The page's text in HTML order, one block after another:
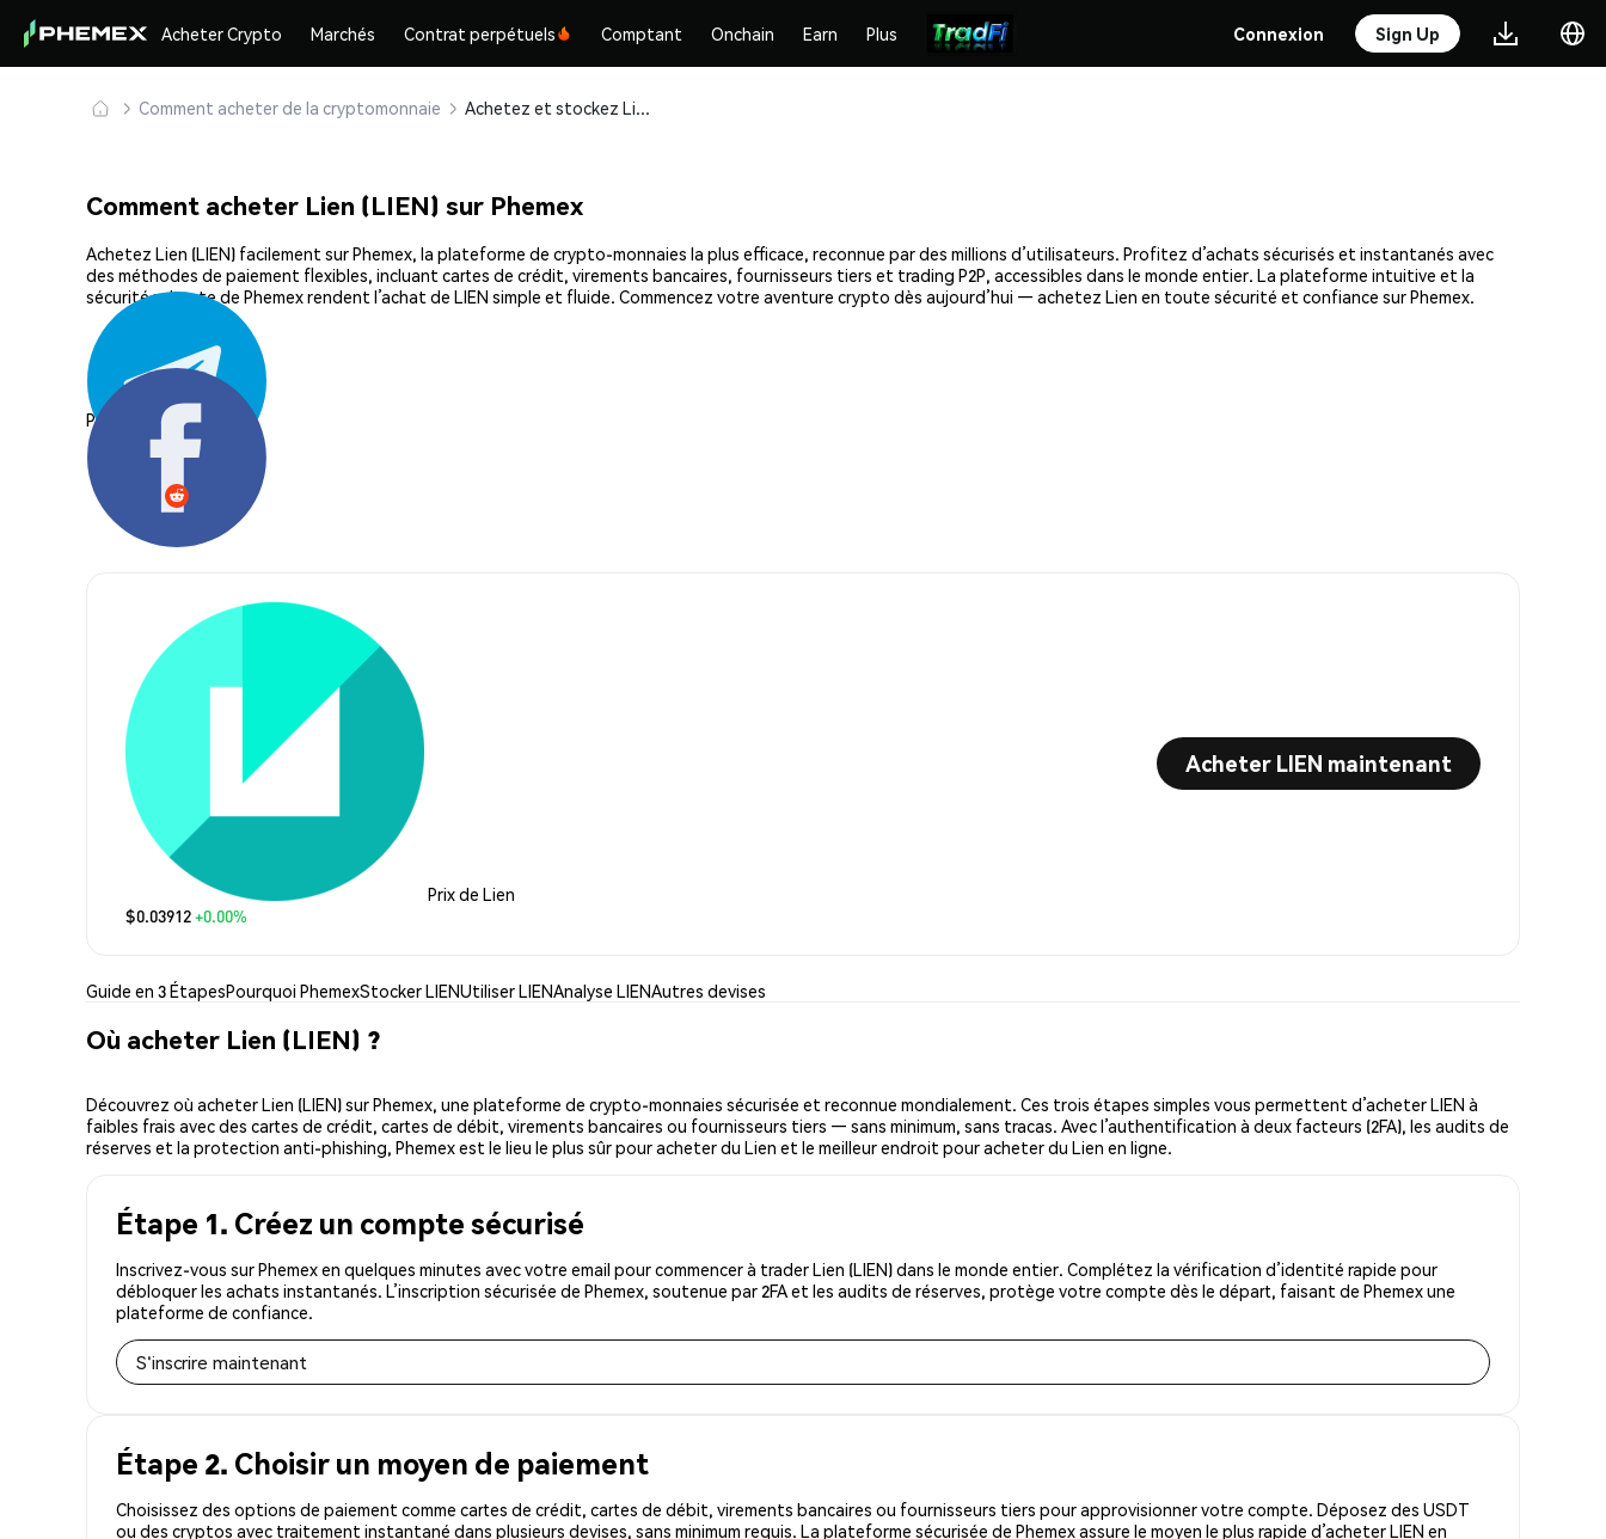
Acheter Crypto Marchés Contrat perpétuels Comptant Onchain Earn Plus Connexion Sign Up
Comment acheter de la cryptomonnaie Achetez et stockez Lien (LIEN) en toute sécurité
Comment acheter Lien (LIEN) sur Phemex
Achetez Lien (LIEN) facilement sur Phemex, la plateforme de crypto-monnaies la plus efficace, reconnue par des millions d’utilisateurs. Profitez d’achats sécurisés et instantanés avec
des méthodes de paiement flexibles, incluant cartes de crédit, virements bancaires, fournisseurs tiers et trading P2P, accessibles dans le monde entier. La plateforme intuitive et la
sécurité robuste de Phemex rendent l’achat de LIEN simple et fluide. Commencez votre aventure crypto dès aujourd’hui — achetez Lien en toute sécurité et confiance sur Phemex.
Partager:
Prix de Lien
$0.03912+0.00%
Acheter LIEN maintenant
Guide en 3 ÉtapesPourquoi PhemexStocker LIENUtiliser LIENAnalyse LIENAutres devises
Où acheter Lien (LIEN) ?
Découvrez où acheter Lien (LIEN) sur Phemex, une plateforme de crypto-monnaies sécurisée et reconnue mondialement. Ces trois étapes simples vous permettent d’acheter LIEN à
faibles frais avec des cartes de crédit, cartes de débit, virements bancaires ou fournisseurs tiers — sans minimum, sans tracas. Avec l’authentification à deux facteurs (2FA), les audits de
réserves et la protection anti-phishing, Phemex est le lieu le plus sûr pour acheter du Lien et le meilleur endroit pour acheter du Lien en ligne.
Étape 1. Créez un compte sécurisé
Inscrivez-vous sur Phemex en quelques minutes avec votre email pour commencer à trader Lien (LIEN) dans le monde entier. Complétez la vérification d’identité rapide pour
débloquer les achats instantanés. L’inscription sécurisée de Phemex, soutenue par 2FA et les audits de réserves, protège votre compte dès le départ, faisant de Phemex une
plateforme de confiance.
S'inscrire maintenant
Étape 2. Choisir un moyen de paiement
Choisissez des options de paiement comme cartes de crédit, cartes de débit, virements bancaires ou fournisseurs tiers pour approvisionner votre compte. Déposez des USDT
ou des cryptos avec traitement instantané dans plusieurs devises, sans minimum requis. La plateforme sécurisée de Phemex assure le moyen le plus rapide d’acheter LIEN en